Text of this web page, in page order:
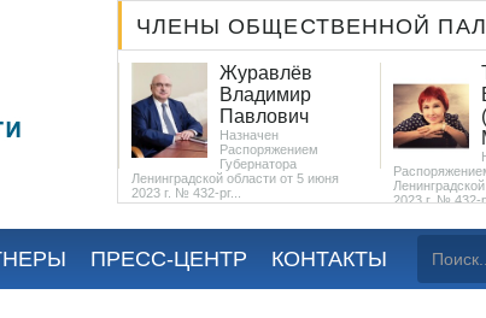
ЧЛЕНЫ ОБЩЕСТВЕННОЙ
Журавлёв
Владимир
Павлович
Назначен
Распоряжением
Губернатора
Ленинградской области от 5 июня
2023 г. № 432-рг...
2023 г. № 432-
ПРЕСС-ЦЕНТР КОНТАКТЫ